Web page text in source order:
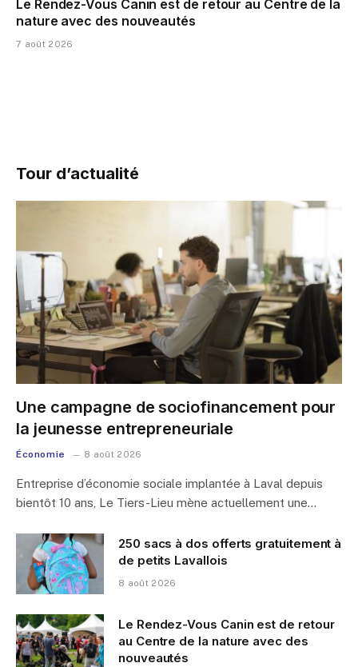
Le Rendez-Vous Canin est de retour au Centre de la
nature avec des nouveautés
7 août 2026
Tour d’actualité
Une campagne de sociofinancement pour
la jeunesse entrepreneuriale
Économie 8 août 2026
Entreprise d’économie sociale implantée à Laval depuis
bientôt 10 ans, Le Tiers-Lieu mène actuellement une…
250 sacs à dos offerts gratuitement à
de petits Lavallois
8 août 2026
Le Rendez-Vous Canin est de retour
au Centre de la nature avec des
nouveautés